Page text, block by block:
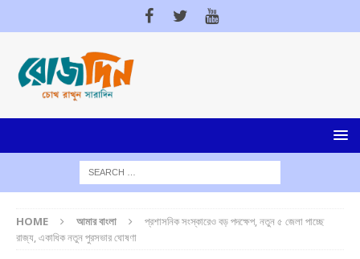
HOME আমার বাংলা
প্রশাসনিক সংস্কারেও বড় পদক্ষেপ, নতুন ৫ জেলা পাচ্ছে
রাজ্য, একাধিক নতুন পুরসভার ঘোষণা